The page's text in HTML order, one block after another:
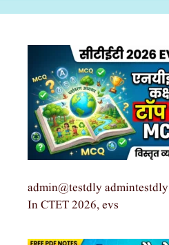
admin@testdly admintestdly
In CTET 2026, evs